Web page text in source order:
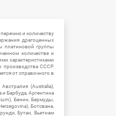
и количеству
драгоценных
платиновой группы
количестве и
характеристиками
производства СССР.
от справочного в
(Australia),
и Барбуда, Аргентина
Бенин, Бермуды,
Ботсвана,
Бутан, Вьетнам